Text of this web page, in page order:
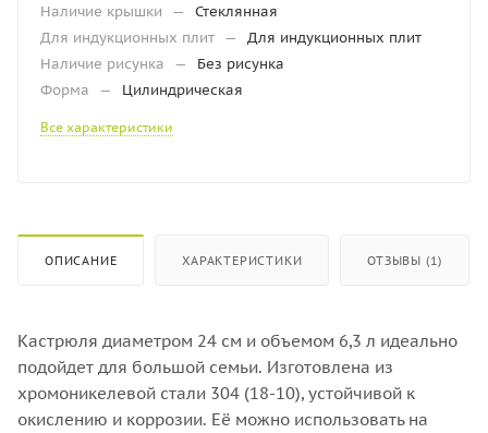
Наличие крышки
—
Стеклянная
Для индукционных плит —
Для индукционных плит
Наличие рисунка
—
Без рисунка
Форма
— Цилиндрическая
Все характеристики
ОПИСАНИЕ ХАРАКТЕРИСТИКИ ОТЗЫВЫ (1)
Кастрюля диаметром 24 см и объемом 6,3 л идеально
подойдет для большой семьи. Изготовлена из
хромоникелевой стали 304 (18-10), устойчивой к
окислению и коррозии. Её можно использовать на